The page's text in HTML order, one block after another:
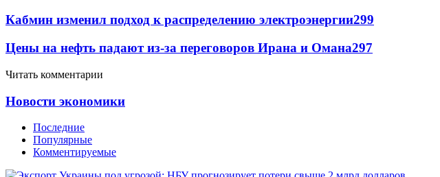
Кабмин изменил подход к распределению электроэнергии299
Цены на нефть падают из-за переговоров Ирана и Омана297
Читать комментарии
Новости экономики
Последние
Популярные
Комментируемые